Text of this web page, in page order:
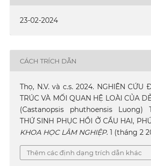
23-02-2024
CÁCH TRÍCH DẪN
Thọ, N.V. và c.s. 2024. NGHIÊN CỨU
TRÚC VÀ MỐI QUAN HỆ LOÀI CỦA
(Castanopsis phuthoensis Luong)
THỨ SINH PHỤC HỒI Ở CẦU HAI,
KHOA HỌC LÂM NGHIỆP. 1 (tháng 2
Thêm các định dạng trích dẫn khác